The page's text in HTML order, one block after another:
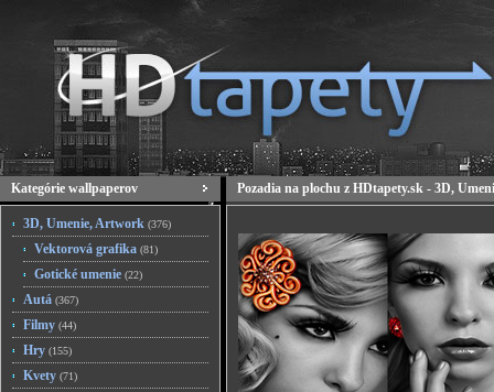
Kategórie wallpaperov
3D, Umenie, Artwork (376)
Vektorová grafika (81)
Gotické umenie (22)
Autá (367)
Filmy (44)
Hry (155)
Kvety (71)
Pozadia na plochu z HDtapety.sk - 3D,